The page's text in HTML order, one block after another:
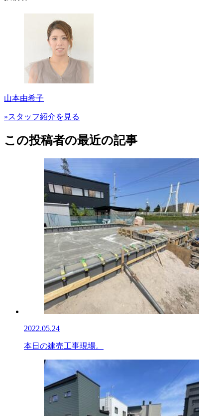
山本由希子
»スタッフ紹介を見る
この投稿者の最近の記事
2022.05.24
本日の建売工事現場。